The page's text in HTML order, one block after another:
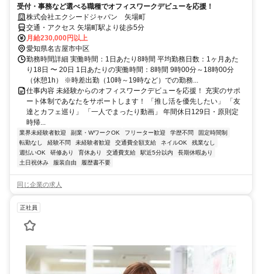
受付・事務など選べる職種でオフィスワークデビューを応援！
株式会社エクシードジャパン 矢場町
交通・アクセス 矢場町駅より徒歩5分
月給230,000円以上
愛知県名古屋市中区
勤務時間詳細 実働時間：1日あたり8時間 平均勤務日数：1ヶ月あた
り18日 〜 20日 1日あたりの実働時間：8時間 9時00分～18時00分
（休憩1h） ※時差出勤（10時～19時など）での勤務...
仕事内容 未経験からのオフィスワークデビューを応援！ 充実のサポ
ート体制であなたをサポートします！ 「推し活を優先したい」 「友
達とカフェ巡り」 「一人でまったり動画」 年間休日129日・原則定
時帰...
業界未経験者歓迎 副業・WワークOK フリーター歓迎 学歴不問
固定時間制
転勤なし
経験不問 未経験者歓迎 交通費全額支給 ネイルOK
残業なし
週払いOK
研修あり 育休あり 交通費支給 駅近5分以内
長期休暇あり
土日祝休み
服装自由 履歴書不要
同じ企業の求人
正社員